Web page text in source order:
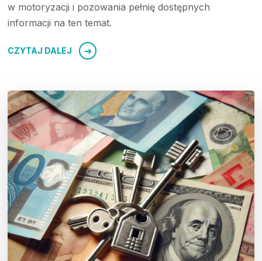
w motoryzacji i pozowania pełnię dostępnych
informacji na ten temat.
CZYTAJ DALEJ